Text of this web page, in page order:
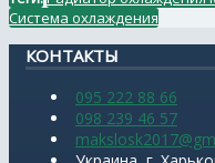
Система охлаждения
КОНТАКТЫ
095 222 88 66
098 239 46 57